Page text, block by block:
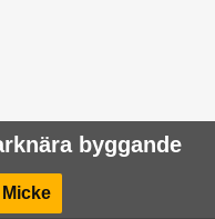
byggande
Micke